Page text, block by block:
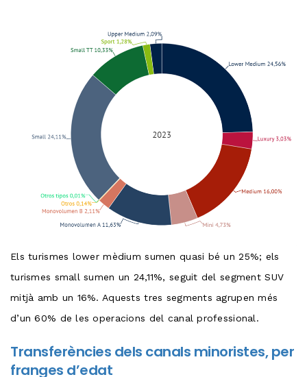
Els turismes lower mèdium sumen quasi bé un 25%; els
turismes small sumen un 24,11%, seguit del segment SUV
mitjà amb un 16%. Aquests tres segments agrupen més
d’un 60% de les operacions del canal professional.
Transferències dels canals minoristes, per
franges d’edat